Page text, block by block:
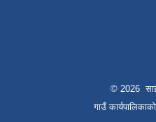
© 2026
गाउँ